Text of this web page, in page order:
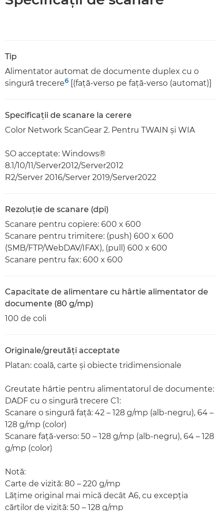
Tip
Alimentator automat de documente duplex cu o
singură trecere6 [(faţă-verso pe faţă-verso (automat)]
Specificaţii de scanare la cerere
Color Network ScanGear 2. Pentru TWAIN şi WIA
SO acceptate: Windows®
8.1/10/11/Server2012/Server2012
R2/Server 2016/Server 2019/Server2022
Rezoluţie de scanare (dpi)
Scanare pentru copiere: 600 x 600
Scanare pentru trimitere: (push) 600 x 600
(SMB/FTP/WebDAV/IFAX), (pull) 600 x 600
Scanare pentru fax: 600 x 600
Capacitate de alimentare cu hârtie alimentator de
documente (80 g/mp)
100 de coli
Originale/greutăţi acceptate
Platan: coală, carte şi obiecte tridimensionale
Greutate hârtie pentru alimentatorul de documente:
DADF cu o singură trecere C1:
Scanare o singură faţă: 42 – 128 g/mp (alb-negru), 64 –
128 g/mp (color)
Scanare faţă-verso: 50 – 128 g/mp (alb-negru), 64 – 128
g/mp (color)
Notă:
Carte de vizită: 80 – 220 g/mp
Lăţime original mai mică decât A6, cu excepţia
cărţilor de vizită: 50 – 128 g/mp